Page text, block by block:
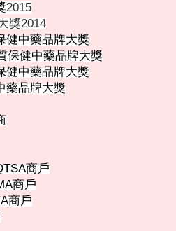
2015
獎2014
健中藥品牌大獎
保健中藥品牌大獎
健中藥品牌大獎
藥品牌大獎
商戶
商戶
商戶